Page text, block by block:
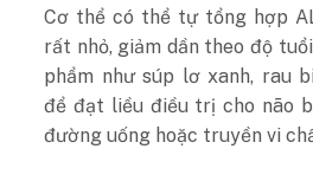
Cơ thể có thể tự tổng hợp
rất nhỏ, giảm dần theo độ
phẩm như súp lơ xanh, rau
để đạt liều điều trị cho não
đường uống hoặc truyền vi